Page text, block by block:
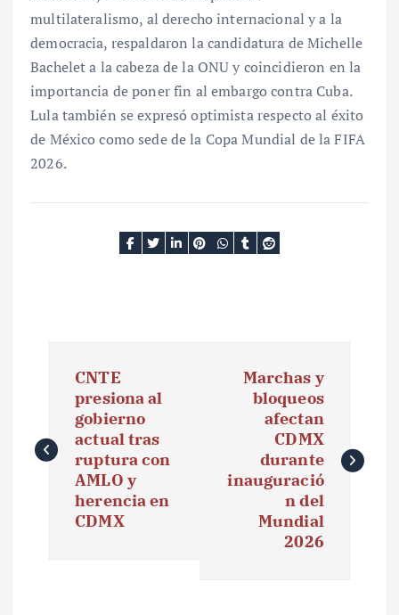
multilateralismo, al derecho internacional y a la
democracia, respaldaron la candidatura de Michelle
Bachelet a la cabeza de la ONU y coincidieron en la
importancia de poner fin al embargo contra Cuba.
Lula también se expresó optimista respecto al éxito
de México como sede de la Copa Mundial de la FIFA
2026.
v
e
CNTE
presiona al
gobierno
actual tras
ruptura con
AMLO y
herencia en
CDMX
Marchas y
bloqueos
afectan
CDMX
durante
inauguració
n del
Mundial
2026